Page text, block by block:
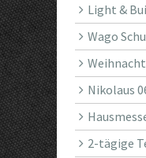
Light &
Wago
Nikolaus
2-tägige